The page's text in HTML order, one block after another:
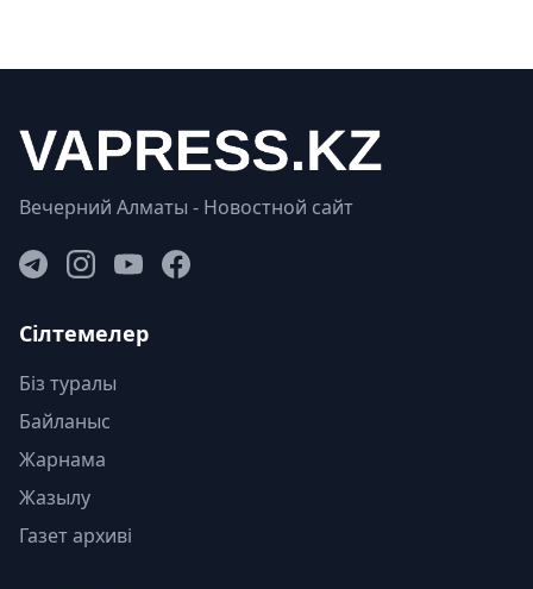
Вечерний Алматы - Новостной сайт
Сілтемелер
Біз туралы
Байланыс
Жарнама
Жазылу
Газет архиві